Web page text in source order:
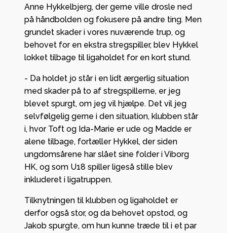
Anne Hykkelbjerg, der gerne ville drosle ned
på håndbolden og fokusere på andre ting. Men
grundet skader i vores nuværende trup, og
behovet for en ekstra stregspiller, blev Hykkel
lokket tilbage til ligaholdet for en kort stund.
- Da holdet jo står i en lidt ærgerlig situation
med skader på to af stregspillerne, er jeg
blevet spurgt, om jeg vil hjælpe. Det vil jeg
selvfølgelig gerne i den situation, klubben står
i, hvor Toft og Ida-Marie er ude og Madde er
alene tilbage, fortæller Hykkel, der siden
ungdomsårene har slået sine folder i Viborg
HK, og som U18 spiller ligeså stille blev
inkluderet i ligatruppen.
Tilknytningen til klubben og ligaholdet er
derfor også stor, og da behovet opstod, og
Jakob spurgte, om hun kunne træde til i et par